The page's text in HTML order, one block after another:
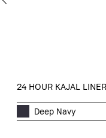
24 HOUR KAJAL
Deep Navy